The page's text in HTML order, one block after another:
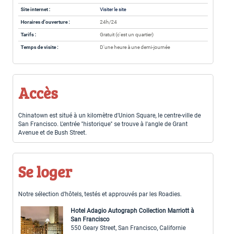
Site internet : Visiter le site
Horaires d'ouverture : 24h/24
Tarifs : Gratuit (c'est un quartier)
Temps de visite : D'une heure à une demi-journée
Accès
Chinatown est situé à un kilomètre d'Union Square, le centre-ville de
San Francisco. L'entrée "historique" se trouve à l'angle de Grant
Avenue et de Bush Street.
Se loger
Notre sélection d’hôtels, testés et approuvés par les Roadies.
Hotel Adagio Autograph Collection Marriott à
San Francisco
550 Geary Street, San Francisco, Californie